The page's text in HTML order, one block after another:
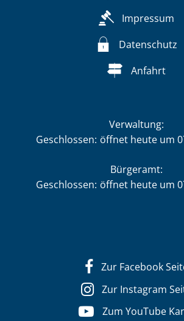
Impressum
Datenschutz
Anfahrt
Verwaltung:
Klicken, um weitere Öffnungs-
Geschlossen: öffnet heute um
Bürgeramt:
Klicken, um weitere Öffnungs-
Geschlossen: öffnet heute um
Zur Facebook
Zur Instagram
Zum YouTube